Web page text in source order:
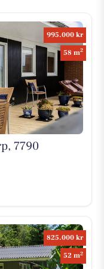
995.000 kr
58 m2
7790
825.000 kr
52 m2